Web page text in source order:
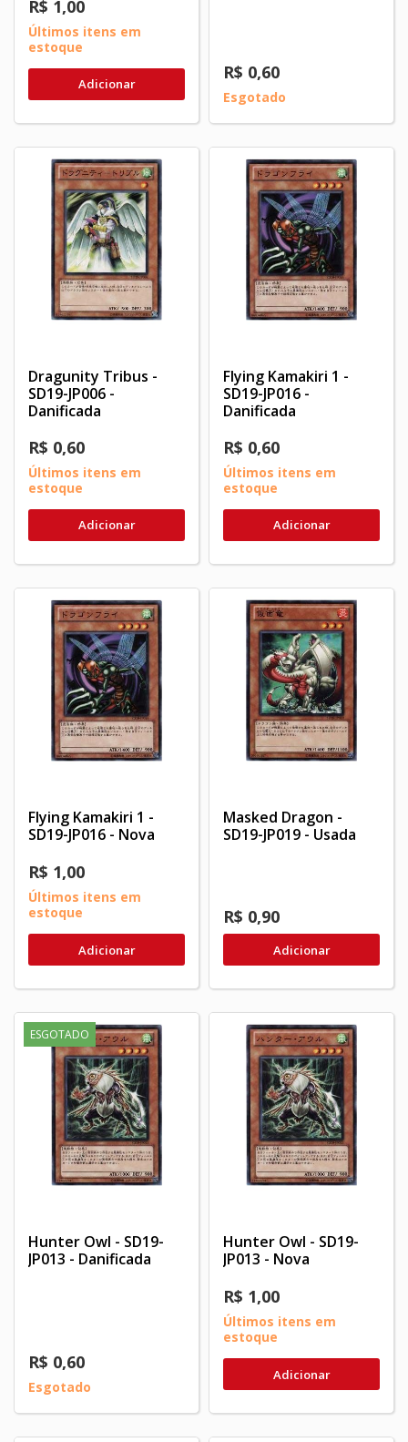
R$ 1,00
Últimos itens em
estoque
Adicionar
R$ 0,60
Esgotado
Dragunity Tribus -
SD19-JP006 -
Danificada
R$ 0,60
Últimos itens em
estoque
Adicionar
Flying Kamakiri 1 -
SD19-JP016 -
Danificada
R$ 0,60
Últimos itens em
estoque
Adicionar
Flying Kamakiri 1 -
SD19-JP016 - Nova
R$ 1,00
Últimos itens em
estoque
Adicionar
Masked Dragon -
SD19-JP019 - Usada
R$ 0,90
Adicionar
ESGOTADO
Hunter Owl - SD19-
JP013 - Danificada
R$ 0,60
Esgotado
Hunter Owl - SD19-
JP013 - Nova
R$ 1,00
Últimos itens em
estoque
Adicionar